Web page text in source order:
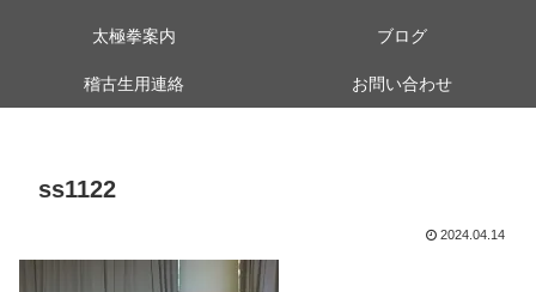
太極拳案内 ブログ
稽古生用連絡 お問い合わせ
ss1122
2024.04.14